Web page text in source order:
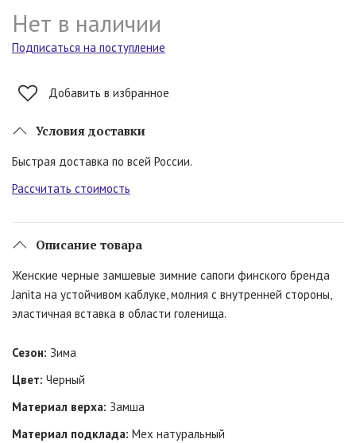
Нет в наличии
Подписаться на поступление
Добавить в избранное
Условия доставки
Быстрая доставка по всей России.
Рассчитать стоимость
Описание товара
Женские черные замшевые зимние сапоги финского бренда
Janita на устойчивом каблуке, молния с внутренней стороны,
эластичная вставка в области голенища.
Сезон: Зима
Цвет: Черный
Материал верха: Замша
Материал подклада: Мех натуральный